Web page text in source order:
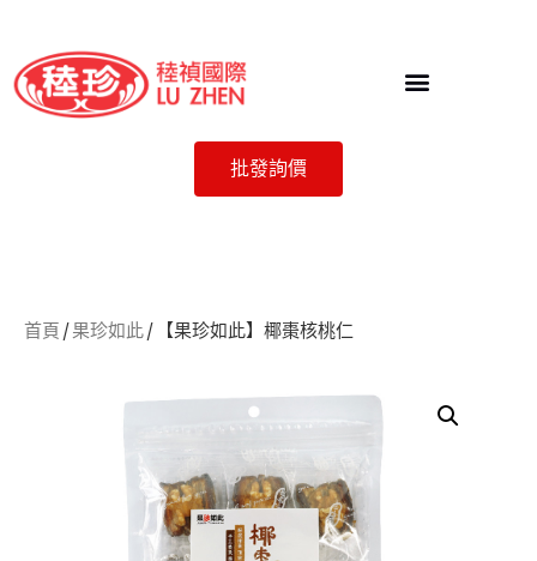
批發詢價
首頁 /果珍如此/ 【果珍如此】椰棗核桃仁